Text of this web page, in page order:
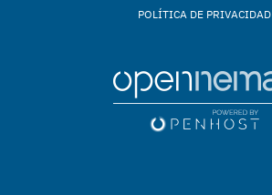
POLÍTICA DE PRIVACIDAD